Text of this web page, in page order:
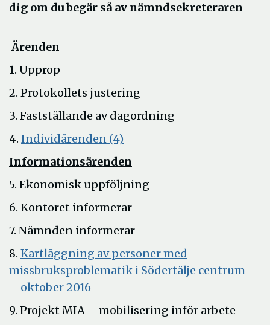
dig om du begär så av nämndsekreteraren
Ärenden
1. Upprop
2. Protokollets justering
3. Fastställande av dagordning
4. Individärenden (4)
fönster
Informationsärenden
5. Ekonomisk uppföljning
6. Kontoret informerar
7. Nämnden informerar
8. Kartläggning av personer med
missbruksproblematik i Södertälje centrum
– oktober 2016
Öppna
9. Projekt MIA – mobilisering inför arbete